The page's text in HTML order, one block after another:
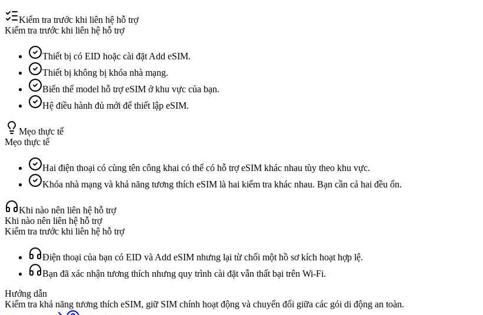
Kiểm tra trước khi liên hệ hỗ trợ
Kiểm tra trước khi liên hệ hỗ trợ
Thiết bị có EID hoặc cài đặt Add eSIM.
Thiết bị không bị khóa nhà mạng.
Biến thể model hỗ trợ eSIM ở khu vực của bạn.
Hệ điều hành đủ mới để thiết lập eSIM.
Mẹo thực tế
Mẹo thực tế
Hai điện thoại có cùng tên công khai có thể có hỗ trợ eSIM khác nhau tùy theo khu vực.
Khóa nhà mạng và khả năng tương thích eSIM là hai kiểm tra khác nhau. Bạn cần cả hai đều ổn.
Khi nào nên liên hệ hỗ trợ
Khi nào nên liên hệ hỗ trợ
Kiểm tra trước khi liên hệ hỗ trợ
Điện thoại của bạn có EID và Add eSIM nhưng lại từ chối một hồ sơ kích hoạt hợp lệ.
Bạn đã xác nhận tương thích nhưng quy trình cài đặt vẫn thất bại trên Wi-Fi.
Hướng dẫn
Kiểm tra khả năng tương thích eSIM, giữ SIM chính hoạt động và chuyển đổi giữa các gói di động an toàn.